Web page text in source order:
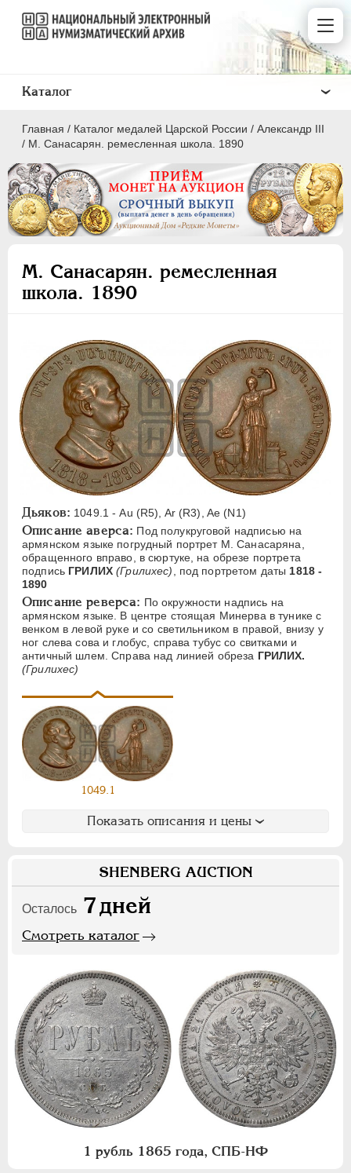
Главная / Каталог медалей Царской России / Александр III
/ M. Санасарян. ремесленная школа. 1890
M. Санасарян. ремесленная
школа. 1890
Дьяков: 1049.1 - Au (R5), Ar (R3), Ae (N1)
Описание аверса: Под полукруговой надписью на
армянском языке погрудный портрет M. Санасаряна,
обращенного вправо, в сюртуке, на обрезе портрета
подпись ГРИЛИХ (Грилихес), под портретом даты1818 -
1890
Описание реверса: По окружности надпись на
армянском языке. В центре стоящая Минерва в тунике с
венком в левой руке и со светильником в правой, внизу у
ног слева сова и глобус, справа тубус со свитками и
античный шлем. Справа над линией обреза ГРИЛИХ.
(Грилихес)
1049.1
Показать описания и цены
SHENBERG AUCTION
Осталось 7дней
Смотреть каталог
1 рубль 1865 года, СПБ-НФ
Каталог
ВСЕ
ЕКАТЕРИНА I 1725-1727
ПЕТР II 1727-1729
ИОАНН АНТОНОВИЧ
ЕЛИЗАВЕТА 1741-1762
ПЕТР III 1762-1762
ЕКАТЕРИНА II 1762-1796
ПАВЕЛ I 1796-1801
АЛЕКСАНДР I 1801-1825
НИКОЛАЙ I 1826-1855
АЛЕКСАНДР II 1855-1881
АЛЕКСАНДР III 1881-1894
Латинская надпись
A C E F H I J K
M
R S T V W X Z
Русская надпись
А Б
Л
М Н О П
Х Э
Цифры
7
НИКОЛАЙ II 1894-1917